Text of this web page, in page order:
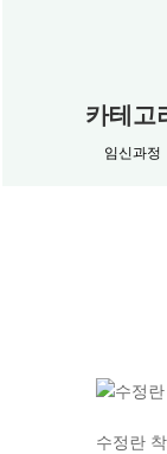
카테고
임신과정
수정란